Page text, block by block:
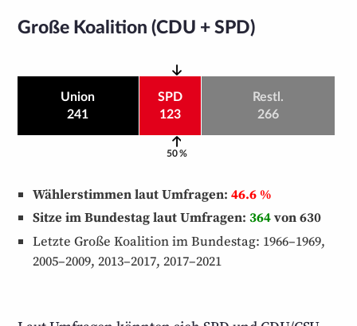
Große Koalition (CDU + SPD)
Union
241
SPD
123
Restl.
266
50 %
Wählerstimmen laut Umfragen:46.6 %
Sitze im Bundestag laut Umfragen:364von 630
Letzte Große Koalition im Bundestag: 1966–1969,
2005–2009, 2013–2017, 2017–2021